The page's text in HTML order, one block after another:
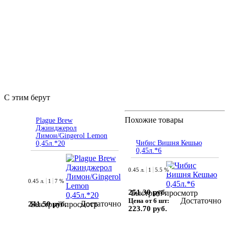
С этим берут
Plague Brew
Джинджерол
Лимон/Gingerol Lemon
0,45л.*20
Быстрый просмотр
0.45 л. 1 7 %
241.50 руб. Достаточно
Похожие товары
Чибис Вишня Кешью
0,45л.*6
Быстрый просмотр
0.45 л. 1 5.5 %
251.30 руб.
Цена от 6 шт:
223.70 руб.
Достаточно